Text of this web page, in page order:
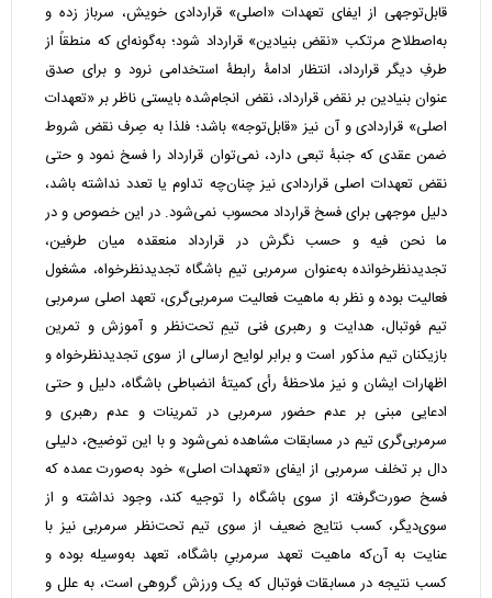
قابل‌توجهی از ایفای تعهدات «اصلی» قراردادی خویش، سرباز زده و
به‌اصطلاح مرتکب «نقض بنیادین» قرارداد شود؛ به‌گونه‌ای که منطقاً از
طرفِ دیگر قرارداد، انتظار ادامۀ رابطۀ استخدامی نرود و برای صدق
عنوان بنیادین بر نقض قرارداد، نقض انجام‌شده بایستی ناظر بر «تعهدات
اصلی» قراردادی و آن نیز «قابل‌توجه» باشد؛ فلذا به صِرف نقض شروط
ضمن عقدی که جنبۀ تبعی دارد، نمی‌توان قرارداد را فسخ نمود و حتی
نقض تعهدات اصلی قراردادی نیز چنان‌چه تداوم یا تعدد نداشته باشد،
دلیل موجهی برای فسخ قرارداد محسوب نمی‌شود. در این خصوص و در
ما نحن فیه و حسب نگرش در قرارداد منعقده میان طرفین،
تجدیدنظرخوانده به‌عنوان سرمربی تیمِ باشگاه تجدیدنظرخواه، مشغول
فعالیت بوده و نظر به ماهیت فعالیت سرمربی‌گری، تعهد اصلی سرمربی
تیم فوتبال، هدایت و رهبری فنی تیمِ تحت‌نظر و آموزش و تمرین
بازیکنان تیم مذکور است و برابر لوایح ارسالی از سوی تجدیدنظرخواه و
اظهارات ایشان و نیز ملاحظۀ رأی کمیتۀ انضباطی باشگاه، دلیل و حتی
ادعایی مبنی بر عدم حضور سرمربی در تمرینات و عدم رهبری و
سرمربی‌گری تیم در مسابقات مشاهده نمی‌شود و با این توضیح، دلیلی
دال بر تخلف سرمربی از ایفای «تعهدات اصلی» خود به‌صورت عمده که
فسخ صورت‌گرفته از سوی باشگاه را توجیه کند، وجود نداشته و از
سو‌ی‌دیگر، کسب نتایج ضعیف از سوی تیم تحت‌نظر سرمربی نیز با
عنایت به آن‌که ماهیت تعهد سرمربیِ باشگاه، تعهد به‌وسیله بوده و
کسب نتیجه در مسابقات فوتبال که یک ورزش گروهی است، به علل و